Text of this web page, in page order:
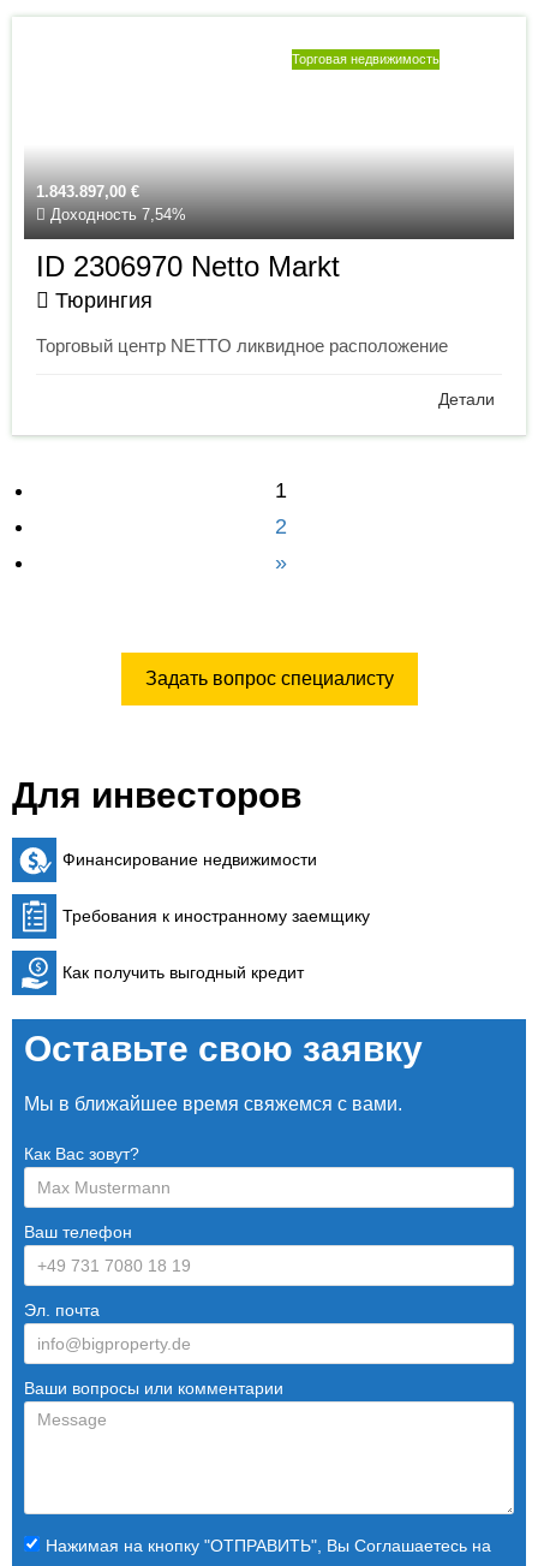
1.843.897,00 €
Доходность 7,54%
Торговая недвижимость
ID 2306970 Netto Markt
Тюрингия
Торговый центр NETTO ликвидное расположение
Детали
1
2
»
Задать вопрос специалисту
Для инвесторов
Финансирование недвижимости
Требования к иностранному заемщику
Как получить выгодный кредит
Оставьте свою заявку
Мы в ближайшее время свяжемся с вами.
Как Вас зовут?
Ваш телефон
Эл. почта
Ваши вопросы или комментарии
Нажимая на кнопку "ОТПРАВИТЬ", Вы Соглашаетесь на